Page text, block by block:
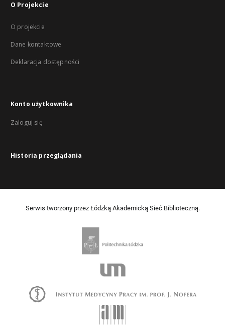
O Projekcie
O projekcie
Dane kontaktowe
Deklaracja dostępności
Konto użytkownika
Zaloguj się
Historia przeglądania
Serwis tworzony przez Łódzką Akademicką Sieć Biblioteczną.